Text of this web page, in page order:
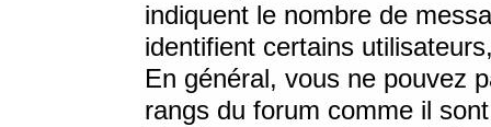
indiquent le nombre de
identifient certains
En général, vous ne pouvez
rangs du forum comme il